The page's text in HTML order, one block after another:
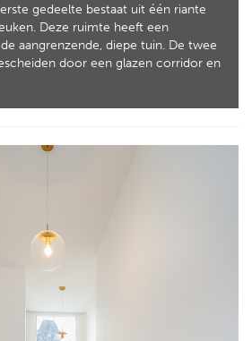
gedeelte bestaat uit één riante
Deze ruimte heeft een
aangrenzende, diepe tuin. De twee
door een glazen corridor en